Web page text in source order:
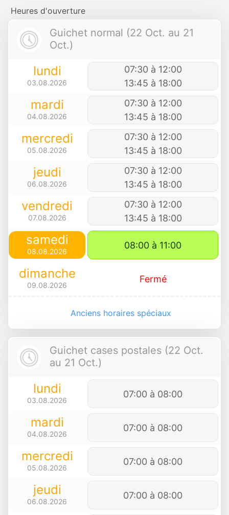
Heures d'ouverture
Guichet normal (22 Oct. au 21
Oct.)
lundi
03.08.2026
07:30 à 12:00
13:45 à 18:00
mardi
04.08.2026
07:30 à 12:00
13:45 à 18:00
mercredi
05.08.2026
07:30 à 12:00
13:45 à 18:00
jeudi
06.08.2026
07:30 à 12:00
13:45 à 18:00
vendredi
07.08.2026
07:30 à 12:00
13:45 à 18:00
samedi
08.08.2026
08:00 à 11:00
dimanche
09.08.2026
Fermé
Anciens horaires spéciaux
Guichet cases postales (22 Oct.
au 21 Oct.)
lundi
03.08.2026
07:00 à 08:00
mardi
04.08.2026
07:00 à 08:00
mercredi
05.08.2026
07:00 à 08:00
jeudi
06.08.2026
07:00 à 08:00